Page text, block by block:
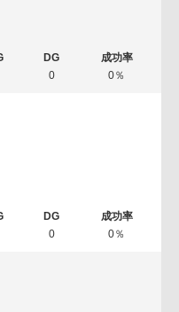
0 0％
0 0％